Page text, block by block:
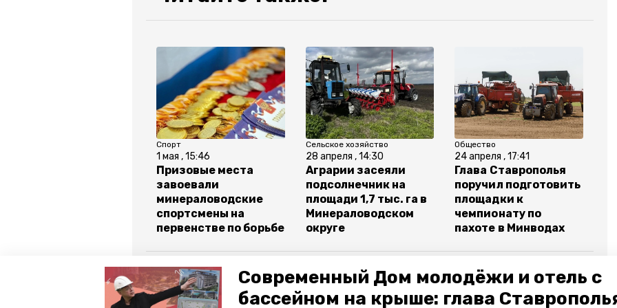
Современный Дом молодёжи и отель с
бассейном на крыше: глава
Спорт
1 мая , 15:46
Призовые места
завоевали
минераловодские
спортсмены на
первенстве по борьбе
Сельское хозяйство
28 апреля , 14:30
Аграрии засеяли
подсолнечник на
площади 1,7 тыс. га в
Минераловодском
округе
Общество
24 апреля , 17:41
Глава Ставрополья
поручил подготовить
площадки к
чемпионату по
пахоте в Минводах
Все новости